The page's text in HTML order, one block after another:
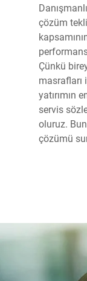
çözüm
Çünkü
yatırımın
servis
oluruz.
çözümü